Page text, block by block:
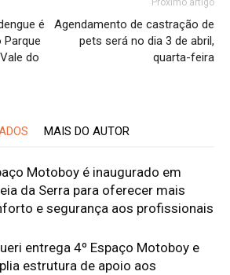
é
Parque
do
Próximo artigo
Agendamento de castração de
pets será no dia 3 de abril,
quarta-feira
MAIS DO AUTOR
Motoboy é inaugurado em
da Serra para oferecer mais
e segurança aos profissionais
entrega 4º Espaço Motoboy e
estrutura de apoio aos